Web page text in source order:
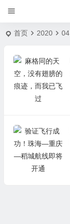
首页 2020 04